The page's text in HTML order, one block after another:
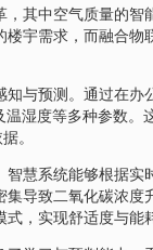
其中空气质量的
宇需求，而融合
与预测。通过在
湿度等多种参数。
。
慧系统能够根据
导致二氧化碳浓
，实现舒适度与能